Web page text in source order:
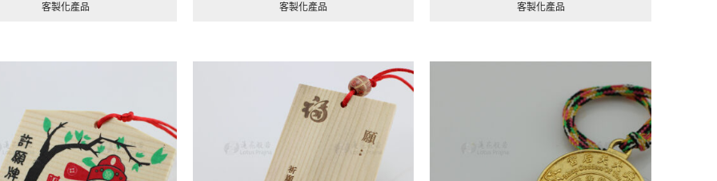
客製化產品 客製化產品 客製化產品